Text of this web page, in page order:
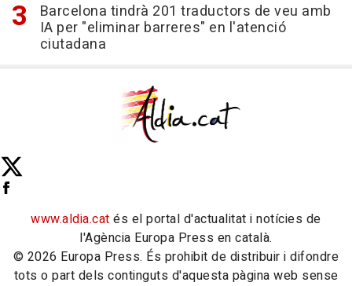
Barcelona tindrà 201 traductors de veu amb
IA per "eliminar barreres" en l'atenció
ciutadana
www.aldia.cat és el portal d'actualitat i notícies de
l'Agència Europa Press en català.
© 2026 Europa Press. És prohibit de distribuir i difondre
tots o part dels continguts d'aquesta pàgina web sense